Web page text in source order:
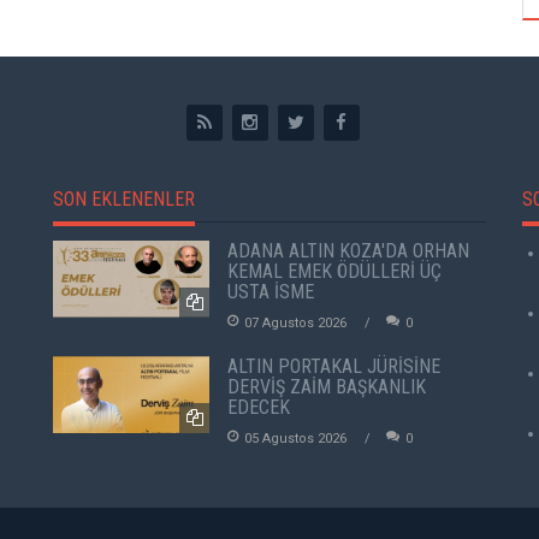
SON EKLENENLER
ADANA ALTIN KOZA'DA ORHAN
KEMAL EMEK ÖDÜLLERİ ÜÇ
USTA İSME
07 Agustos 2026 0
ALTIN PORTAKAL JÜRİSİNE
DERVİŞ ZAİM BAŞKANLIK
EDECEK
05 Agustos 2026 0